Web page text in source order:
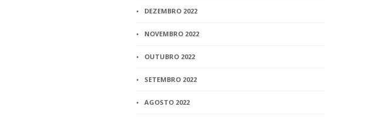
DEZEMBRO 2022
NOVEMBRO 2022
OUTUBRO 2022
SETEMBRO 2022
AGOSTO 2022